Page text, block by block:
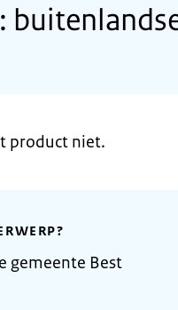
product niet.
gemeente Best